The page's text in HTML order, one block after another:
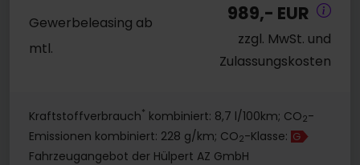
Gewerbeleasing ab
mtl.
989,- EUR
zzgl. MwSt. und
Zulassungskosten
Kraftstoffverbrauch* kombiniert: 8,7 l/100km; CO2-
Emissionen kombiniert: 228 g/km; CO2-Klasse: G
Fahrzeugangebot der Hülpert AZ GmbH